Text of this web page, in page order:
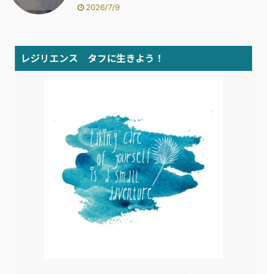
2026/7/9
レジリエンス タフに生きよう！